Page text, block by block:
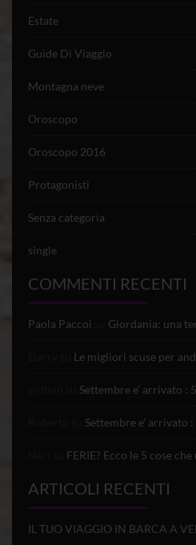
Estate
Guide Di Viaggio
Montagna neve
Oroscopo
Oroscopo 2016
Protagonisti
Senza categoria
single
COMMENTI RECENTI
Paola Paccoi Giordania: una
Le migliori scuse per
Settembre e’ arrivato :
Settembre e’ arrivato
FERIE? Ecco le 5 cose
ARTICOLI RECENTI
IL TUO VIAGGIO IN BARCA A